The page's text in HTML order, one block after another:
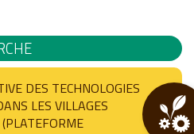
DES TECHNOLOGIES
LES VILLAGES